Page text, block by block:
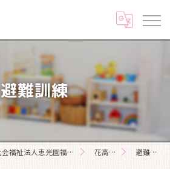
避難訓練
佐世保の保育園なら社会福祉法人恵光園福祉会花高保育園 花高日記 避難訓練